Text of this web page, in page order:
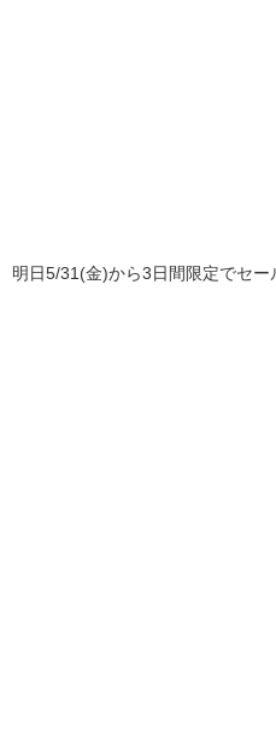
明日5/31(金)から3日間限定でセー